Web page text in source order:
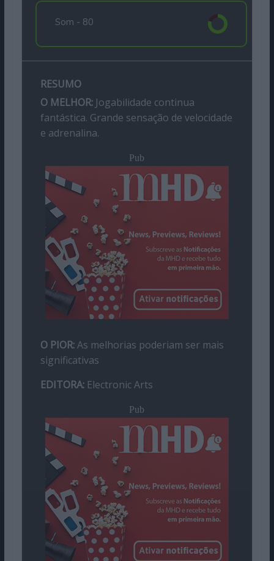
Som - 80
RESUMO
O MELHOR:Jogabilidade continua
fantástica. Grande sensação de velocidade
e adrenalina.
Pub
O PIOR:As melhorias poderiam ser mais
significativas
EDITORA:Electronic Arts
Pub